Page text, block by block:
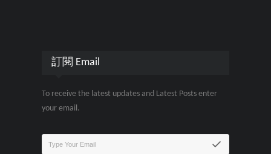
訂閱 Email
To receive the latest updates and Latest Posts enter
your email.